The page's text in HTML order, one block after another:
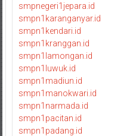
smpnegeri1jepara.id
smpn1karanganyar.id
smpn1kendari.id
smpn1kranggan.id
smpn1lamongan.id
smpn1luwuk.id
smpn1madiun.id
smpn1manokwari.id
smpn1narmada.id
smpn1pacitan.id
smpn1padang.id